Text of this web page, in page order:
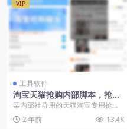
VIP
工具软件
淘宝天猫抢购内部脚本，抢茅
台必备，释放双手自动挂机
【无使用教程】
某内部社群用的天猫淘宝专用抢购
撸货脚本款嘎嘎好用的商品秒杀辅
助，不用担心总是因为...
2 年前 13.4K